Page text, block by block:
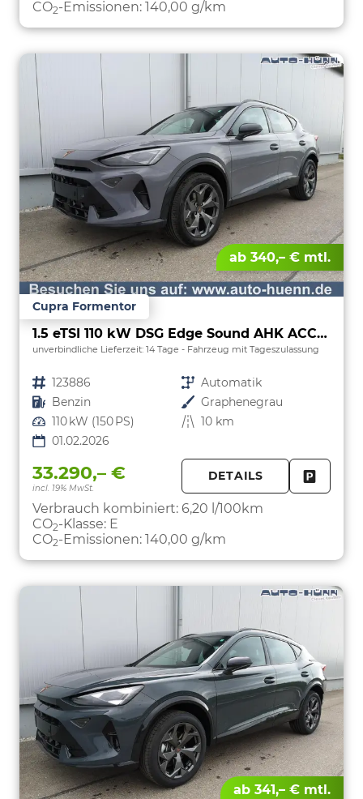
CO2-Emissionen: 140,00 g/km
ab 340,– € mtl.
Cupra Formentor
1.5 eTSI 110 kW DSG Edge Sound AHK ACC LED
unverbindliche Lieferzeit: 14 Tage Fahrzeug mit Tageszulassung
Fahrzeugnr. 123886 Getriebe Automatik
Kraftstoff Benzin Außenfarbe Graphenegrau
Leistung 110 kW (150 PS) Kilometerstand 10 km
01.02.2026
33.290,– €
incl. 19% MwSt.
DETAILS
Verbrauch kombiniert: 6,20 l/100km
CO2-Klasse: E
CO2-Emissionen: 140,00 g/km
ab 341,– € mtl.